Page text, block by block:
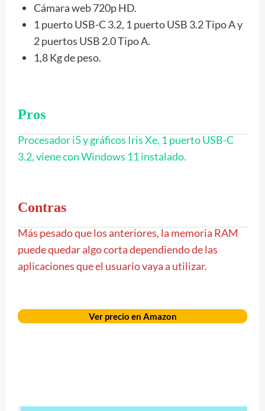
Cámara web 720p HD.
1 puerto USB-C 3.2, 1 puerto USB 3.2 Tipo A y
2 puertos USB 2.0 Tipo A.
1,8 Kg de peso.
Pros
Procesador i5 y gráficos Iris Xe, 1 puerto USB-C
3.2, viene con Windows 11 instalado.
Contras
Más pesado que los anteriores, la memoria RAM
puede quedar algo corta dependiendo de las
aplicaciones que el usuario vaya a utilizar.
Ver precio en Amazon